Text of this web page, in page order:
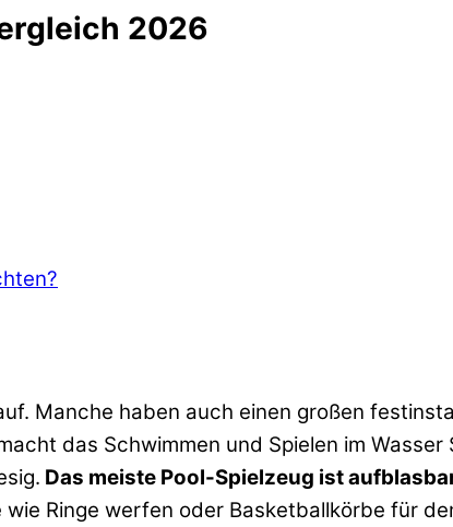
2026
Manche haben auch einen großen
das Schwimmen und Spielen im
Das meiste Pool-Spielzeug ist
Ringe werfen oder Basketballkörbe für